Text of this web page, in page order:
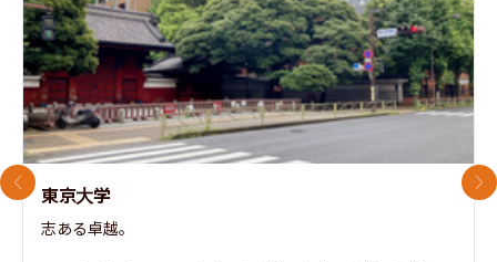
東京大学
志ある卓越。
前のスライド 次